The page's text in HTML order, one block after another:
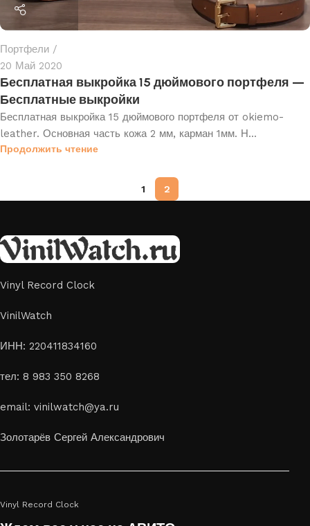
Портфели
20 Май 2020
Бесплатная выкройка 15 дюймового портфеля —
Бесплатные выкройки
Бесплатная выкройка 15 дюймового портфеля от okiemo-
leather. Основная часть кожа 2 мм, карман 1мм. Н...
Продолжить чтение
1 2
Vinyl Record Clock
VinilWatch
ИНН: 220411834160
тел: 8 983 350 8268
email: vinilwatch@ya.ru
Золотарёв Сергей Александрович
Vinyl Record Clock